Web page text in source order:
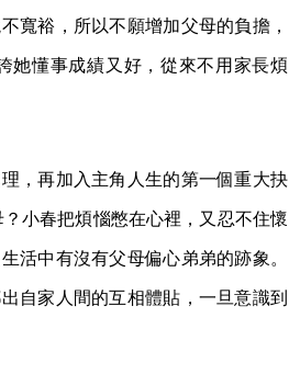
寬裕，所以不願增加父母的負擔，
她懂事成績又好，從來不用家長煩
，再加入主角人生的第一個重大抉
小春把煩惱憋在心裡，又忍不住懷
活中有沒有父母偏心弟弟的跡象。
自家人間的互相體貼，一旦意識到